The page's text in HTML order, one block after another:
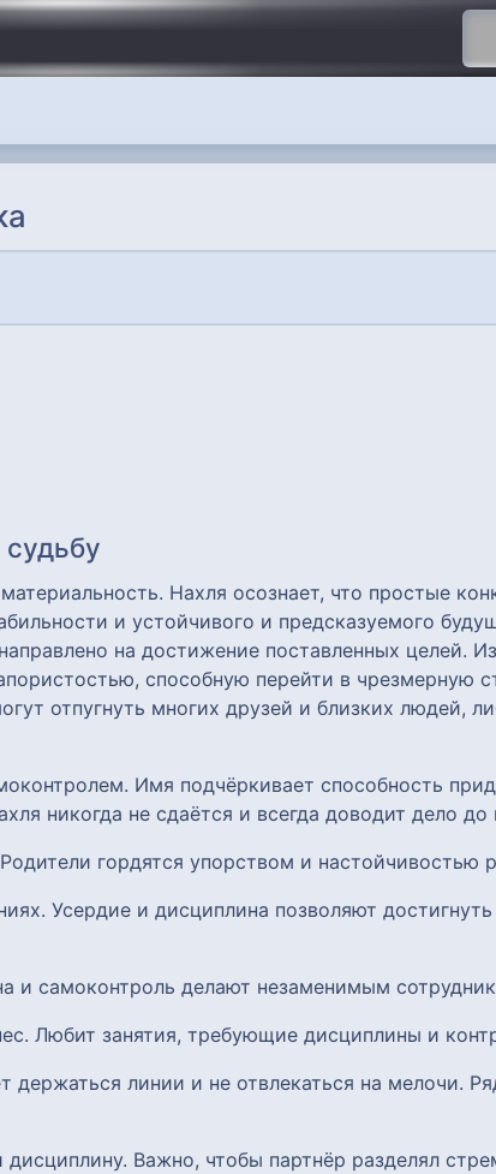
Нахля осознает, что простые
и устойчивого и предсказуемого
на достижение поставленных целей.
способную перейти в чрезмерную
отпугнуть многих друзей и близких людей,
Имя подчёркивает способность
никогда не сдаётся и всегда доводит дело до
гордятся упорством и настойчивостью
Усердие и дисциплина позволяют
и самоконтроль делают незаменимым
Любит занятия, требующие дисциплины и
держаться линии и не отвлекаться на мелочи.
Важно, чтобы партнёр разделял